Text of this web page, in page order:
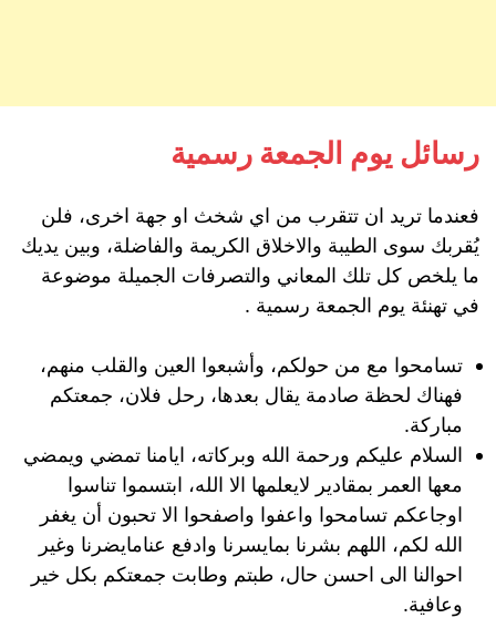
رسائل يوم الجمعة رسمية
فعندما تريد ان تتقرب من اي شخث او جهة اخرى، فلن
يُقربك سوى الطيبة والاخلاق الكريمة والفاضلة، وبين يديك
ما يلخص كل تلك المعاني والتصرفات الجميلة موضوعة
في تهنئة يوم الجمعة رسمية .
تسامحوا مع من حولكم، وأشبعوا العين والقلب منهم،
فهناك لحظة صادمة يقال بعدها، رحل فلان، جمعتكم
مباركة.
السلام عليكم ورحمة الله وبركاته، ايامنا تمضي ويمضي
معها العمر بمقادير لايعلمها الا الله، ابتسموا تناسوا
اوجاعكم تسامحوا واعفوا واصفحوا الا تحبون أن يغفر
الله لكم، اللهم بشرنا بمايسرنا وادفع عنامايضرنا وغير
احوالنا الى احسن حال، طبتم وطابت جمعتكم بكل خير
وعافية.